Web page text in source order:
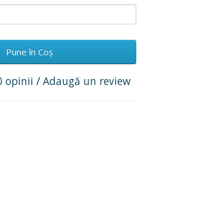
Pune în Coş
opinii / Adaugă un review